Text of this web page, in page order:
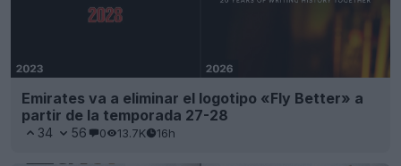
Emirates va a eliminar el logotipo «Fly Better» a
partir de la temporada 27-28
34 56 0 13.7K 16h